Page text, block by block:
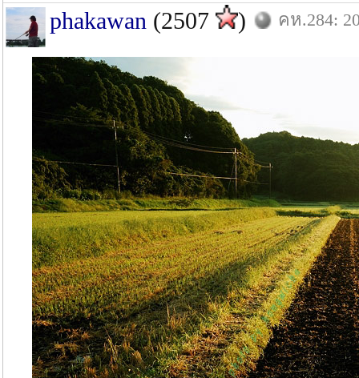
phakawan (2507 ) คห.284: